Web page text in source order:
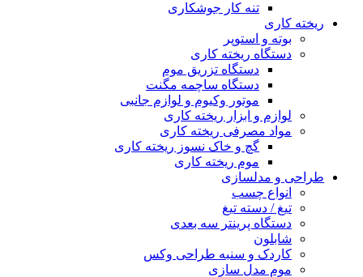
تنه کار جوشکاری
ریخته کاری
بوته و استوپر
دستگاه ریخته کاری
دستگاه تزریق موم
دستگاه ساچمه مگنت
موتور وکیوم و لوازم جانبی
لوازم و ابزار ریخته کاری
مواد مصرفی ریخته کاری
گچ و خاک نسوز ریخته کاری
موم ریخته کاری
طراحی و مدلسازی
انواع چسب
تیغ / دسته تیغ
دستگاه پرینتر سه بعدی
شابلون
کاردک و سنبه طراحی وکس
موم مدل سازی